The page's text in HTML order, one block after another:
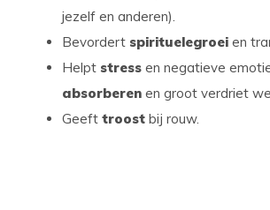
jezelf en anderen).
Bevordert spirituelegroei en
Helpt stress en negatieve
absorberen en groot verdriet
Geeft troost bij rouw.